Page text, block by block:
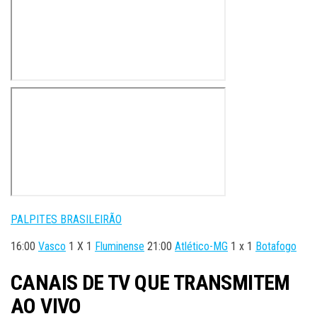
PALPITES BRASILEIRÃO
16:00 Vasco 1 X 1 Fluminense 21:00 Atlético-MG 1 x 1 Botafogo
CANAIS DE TV QUE TRANSMITEM
AO VIVO